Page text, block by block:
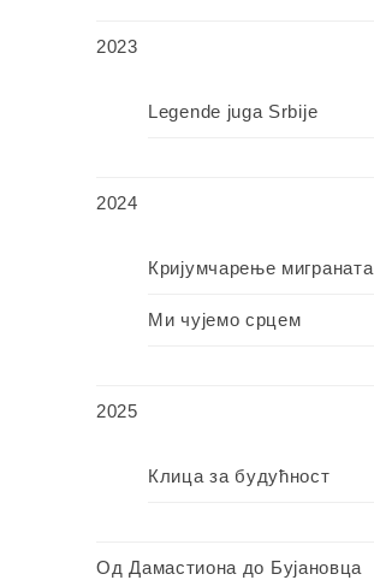
2023
Legende juga Srbije
2024
Кријумчарење миграната
Ми чујемо срцем
2025
Клица за будућност
Од Дамастиона до Бујановца